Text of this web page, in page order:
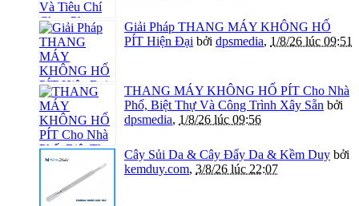
Giải Pháp THANG MÁY KHÔNG HỐ
PÍT Hiện Đại bởi dpsmedia, 1/8/26 lúc 09:51
THANG MÁY KHÔNG HỐ PÍT Cho Nhà
Phố, Biệt Thự Và Công Trình Xây Sẵn bởi
dpsmedia, 1/8/26 lúc 09:56
Cây Sủi Da & Cây Đẩy Da & Kềm Duy bởi
kemduy.com, 3/8/26 lúc 22:07